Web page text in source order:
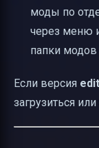
моды по
через меню
папки модов
Если версия
загрузиться